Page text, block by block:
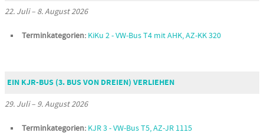
22. Juli– 8. August 2026
Terminkategorien: KiKu 2 - VW-Bus T4 mit AHK, AZ-KK 320
EIN KJR-BUS (3. BUS VON DREIEN) VERLIEHEN
29. Juli– 9. August 2026
Terminkategorien: KJR 3 - VW-Bus T5, AZ-JR 1115